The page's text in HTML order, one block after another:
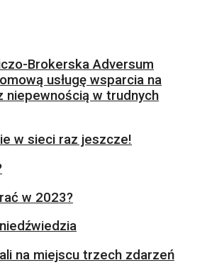
Brokerska Adversum
usługę wsparcia na
niepewnością w trudnych
w sieci raz jeszcze!
w 2023?
na miejscu trzech zdarzeń